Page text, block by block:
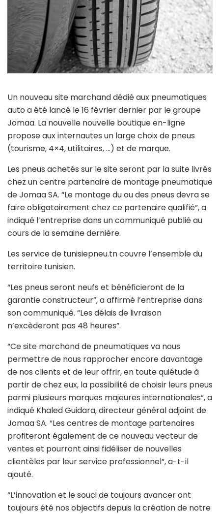
Un nouveau site marchand dédié aux pneumatiques
auto a été lancé le 16 février dernier par le groupe
Jomaa. La nouvelle nouvelle boutique en-ligne
propose aux internautes un large choix de pneus
(tourisme, 4×4, utilitaires, …) et de marque.
Les pneus achetés sur le site seront par la suite livrés
chez un centre partenaire de montage pneumatique
de Jomaa SA. “Le montage du ou des pneus devra se
faire obligatoirement chez ce partenaire qualifié”, a
indiqué l’entreprise dans un communiqué publié au
cours de la semaine dernière.
Les service de tunisiepneu.tn couvre l’ensemble du
territoire tunisien.
“Les pneus seront neufs et bénéficieront de la
garantie constructeur”, a affirmé l’entreprise dans
son communiqué. “Les délais de livraison
n’excèderont pas 48 heures”.
“Ce site marchand de pneumatiques va nous
permettre de nous rapprocher encore davantage
de nos clients et de leur offrir, en toute quiétude à
partir de chez eux, la possibilité de choisir leurs pneus
parmi plusieurs marques majeures internationales”, a
indiqué Khaled Guidara, directeur général adjoint de
Jomaa SA. “Les centres de montage partenaires
profiteront également de ce nouveau vecteur de
ventes et pourront ainsi fidéliser de nouvelles
clientèles par leur service professionnel”, a-t-il
ajouté.
“L’innovation et le souci de toujours avancer ont
toujours été nos objectifs depuis la création de notre